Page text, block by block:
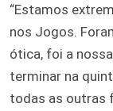
“Estamos
nos Jogos.
ótica, foi a
terminar na
todas as outras